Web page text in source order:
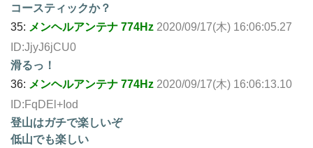
コースティックか？
35: メンヘルアンテナ 774Hz 2020/09/17(木) 16:06:05.27
ID:JjyJ6jCU0
滑るっ！
36: メンヘルアンテナ 774Hz 2020/09/17(木) 16:06:13.10
ID:FqDEl+Iod
登山はガチで楽しいぞ
低山でも楽しい